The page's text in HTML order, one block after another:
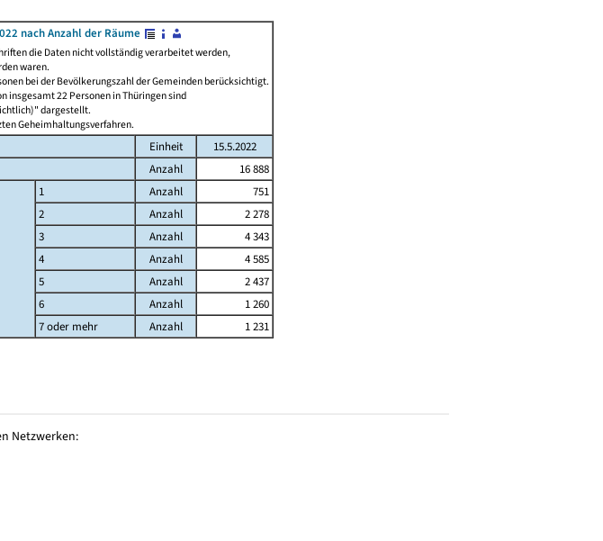
nach Anzahl der Räume
die Daten nicht vollständig verarbeitet werden,
waren.
bei der Bevölkerungszahl der Gemeinden berücksichtigt.
insgesamt 22 Personen in Thüringen sind
dargestellt.
Geheimhaltungsverfahren.
Einheit
15.5.2022
Anzahl
16 888
1 Anzahl
751
2
Anzahl
2 278
3
Anzahl
4 343
4
Anzahl
4 585
5
Anzahl
2 437
6
Anzahl
1 260
7 oder mehr
Anzahl 1 231
Netzwerken: